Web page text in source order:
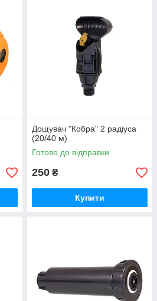
Дощувач "Кобра" 2 радіуса
(20/40 м)
Готово до відправки
250 ₴
Купити